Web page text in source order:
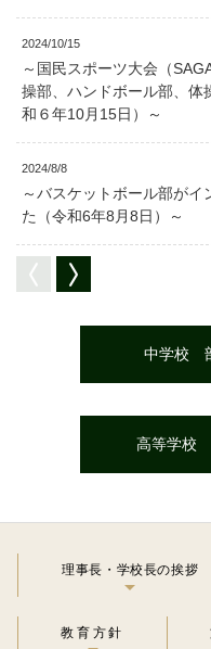
2024/10/15
～国民スポーツ大会（
操部、ハンドボール部、体
和６年10月15日）～
2024/8/8
～バスケットボール部が
た（令和6年8月8日）～
中学校
高等学校
理事長・学校長の挨拶
教育方針